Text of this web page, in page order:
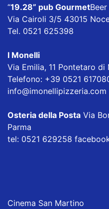
“19.28” pub Gourmet
Via Cairoli 3/5 43015
Tel. 0521 625398
I Monelli
Via Emilia, 11 Pontetaro
Telefono: +39 0521
info@imonellipizzeria.com
Osteria della Posta Via
Parma
tel: 0521 629258
Cinema San Martino